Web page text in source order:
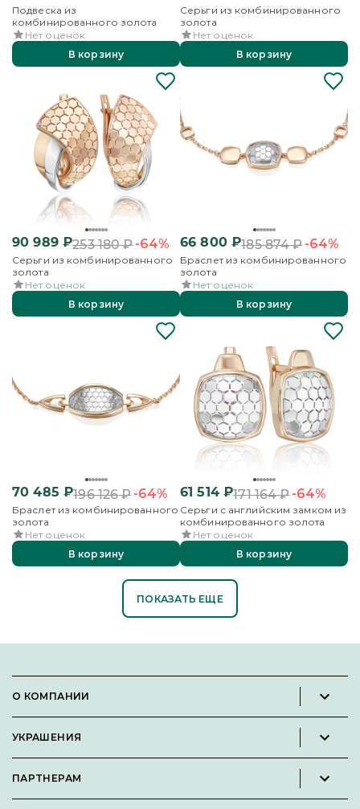
Подвеска из
комбинированного золота
Нет оценок
В корзину
Серьги из комбинированного
золота
Нет оценок
В корзину
90 989₽253 180₽-64%
Серьги из комбинированного
золота
Нет оценок
В корзину
66 800₽185 874₽-64%
Браслет из комбинированного
золота
Нет оценок
В корзину
70 485 ₽196 126₽-64%
Браслет из комбинированного
золота
Нет оценок
В корзину
61 514₽171 164₽-64%
Серьги с английским замком из
комбинированного золота
Нет оценок
В корзину
ПОКАЗАТЬ ЕЩЕ
О КОМПАНИИ
Вакансии
УКРАШЕНИЯ
Кольца
ПАРТНЕРАМ